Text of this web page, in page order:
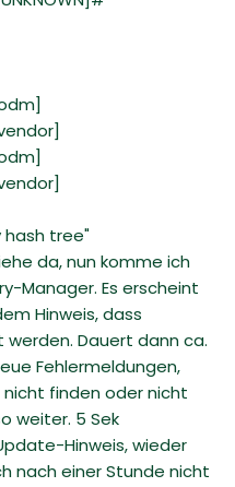
hash tree"
da, nun komme ich
Manager. Es erscheint
Hinweis, dass
Dauert dann ca.
Fehlermeldungen,
nicht finden oder nicht
weiter. 5 Sek
Hinweis, wieder
nach einer Stunde nicht